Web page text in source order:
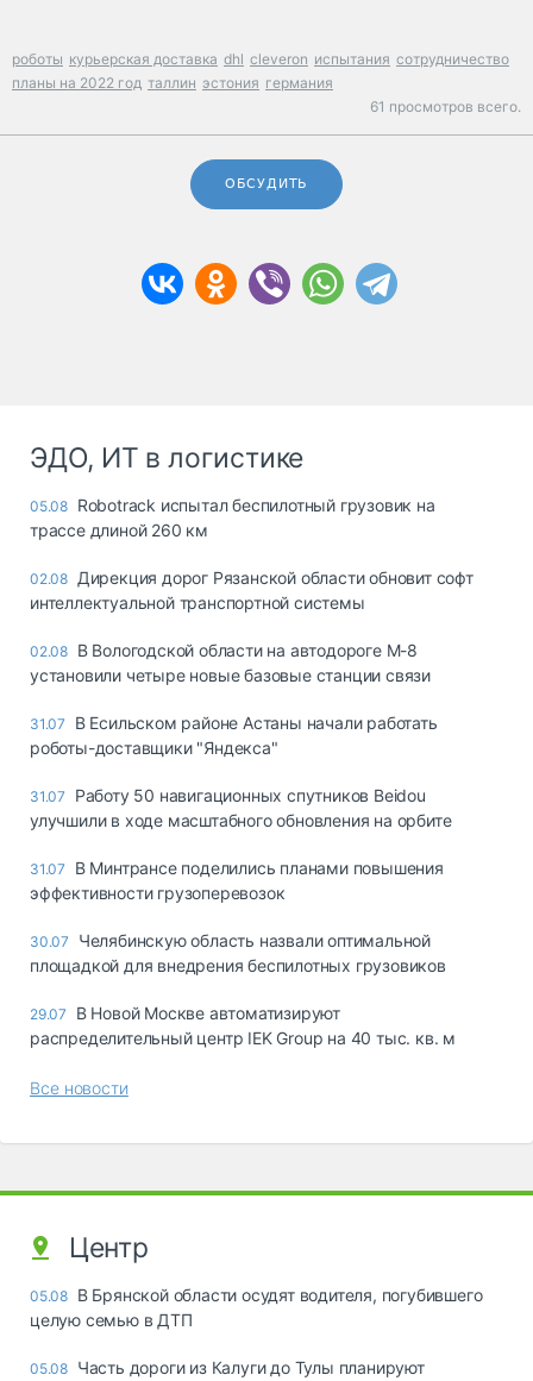
роботы курьерская доставка dhl cleveron испытания сотрудничество
планы на 2022 год таллин эстония германия
61 просмотров всего.
ОБСУДИТЬ
ЭДО, ИТ в логистике
05.08 Robotrack испытал беспилотный грузовик на
трассе длиной 260 км
02.08 Дирекция дорог Рязанской области обновит софт
интеллектуальной транспортной системы
02.08 В Вологодской области на автодороге М-8
установили четыре новые базовые станции связи
31.07
В Есильском районе Астаны начали работать
роботы-доставщики "Яндекса"
31.07
Работу 50 навигационных спутников Beidou
улучшили в ходе масштабного обновления на орбите
31.07
В Минтрансе поделились планами повышения
эффективности грузоперевозок
30.07
Челябинскую область назвали оптимальной
площадкой для внедрения беспилотных грузовиков
29.07
В Новой Москве автоматизируют
распределительный центр IEK Group на 40 тыс. кв. м
Все новости
Центр
05.08 В Брянской области осудят водителя, погубившего
целую семью в ДТП
05.08 Часть дороги из Калуги до Тулы планируют